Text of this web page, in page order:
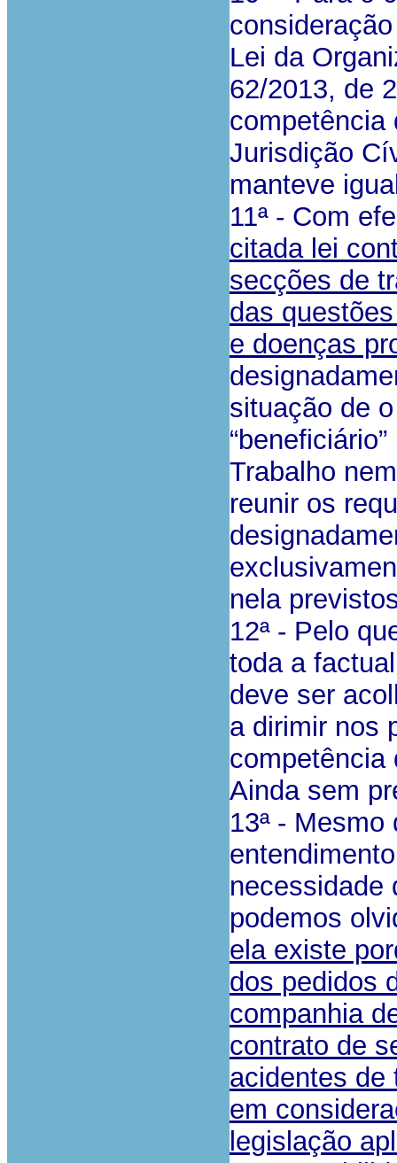
Lei da
62/2013, de
competência
Jurisdição
manteve
11ª - Com
citada lei
secções de
das
e doenças
situação de
Trabalho
reunir os
nela
12ª - Pelo
toda a
deve ser
a dirimir nos
competência
Ainda sem
13ª -
necessidade
podemos
ela existe
dos pedidos
companhia
contrato de
acidentes de
em
legislação